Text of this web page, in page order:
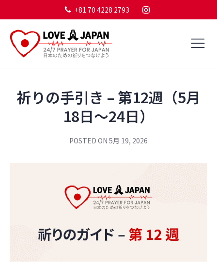
+81 70 4228 2793
祈りの手引き – 第12週（5月
18日～24日）
POSTED ON 5月 19, 2026